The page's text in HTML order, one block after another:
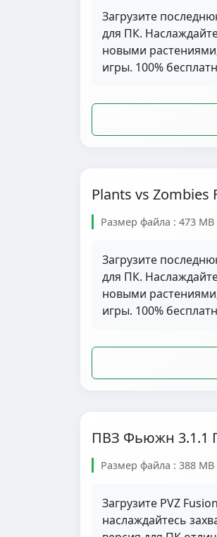
Загрузите
для ПК.
новыми
игры. 100%
Plants vs Zombies
Размер файла : 473 MB
Загрузите
для ПК.
новыми
игры. 100%
ПВЗ Фьюжн 3.1.1
Размер файла : 388 MB
Загрузите PVZ
наслаждайтесь